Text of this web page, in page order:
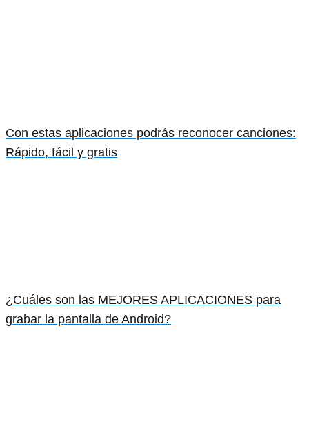
Con estas aplicaciones podrás reconocer canciones:
Rápido, fácil y gratis
¿Cuáles son las MEJORES APLICACIONES para
grabar la pantalla de Android?